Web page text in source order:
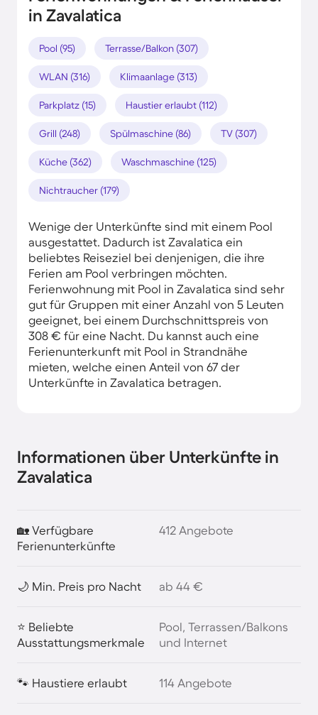
in Zavalatica
Pool (95) Terrasse/Balkon (307)
WLAN (316) Klimaanlage (313)
Parkplatz (15) Haustier erlaubt (112)
Grill (248) Spülmaschine (86) TV (307)
Küche (362) Waschmaschine (125)
Nichtraucher (179)
Wenige der Unterkünfte sind mit einem Pool
ausgestattet. Dadurch ist Zavalatica ein
beliebtes Reiseziel bei denjenigen, die ihre
Ferien am Pool verbringen möchten.
Ferienwohnung mit Pool in Zavalatica sind sehr
gut für Gruppen mit einer Anzahl von 5 Leuten
geeignet, bei einem Durchschnittspreis von
308 € für eine Nacht. Du kannst auch eine
Ferienunterkunft mit Pool in Strandnähe
mieten, welche einen Anteil von 67 der
Unterkünfte in Zavalatica betragen.
Informationen über Unterkünfte in
Zavalatica
🏡 Verfügbare
Ferienunterkünfte
412 Angebote
🌙 Min. Preis pro Nacht ab 44 €
⭐ Beliebte
Ausstattungsmerkmale
Pool, Terrassen/Balkons
und Internet
🐾 Haustiere erlaubt 114 Angebote